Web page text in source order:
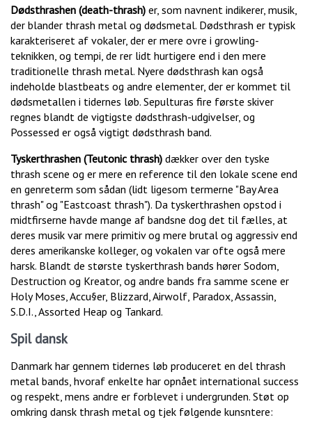
Dødsthrashen (death-thrash) er, som navnent indikerer, musik,
der blander thrash metal og dødsmetal. Dødsthrash er typisk
karakteriseret af vokaler, der er mere ovre i growling-
teknikken, og tempi, de rer lidt hurtigere end i den mere
traditionelle thrash metal. Nyere dødsthrash kan også
indeholde blastbeats og andre elementer, der er kommet til
dødsmetallen i tidernes løb. Sepulturas fire første skiver
regnes blandt de vigtigste dødsthrash-udgivelser, og
Possessed er også vigtigt dødsthrash band.
Tyskerthrashen (Teutonic thrash) dækker over den tyske
thrash scene og er mere en reference til den lokale scene end
en genreterm som sådan (lidt ligesom termerne "Bay Area
thrash" og "Eastcoast thrash"). Da tyskerthrashen opstod i
midtfirserne havde mange af bandsne dog det til fælles, at
deres musik var mere primitiv og mere brutal og aggressiv end
deres amerikanske kolleger, og vokalen var ofte også mere
harsk. Blandt de største tyskerthrash bands hører Sodom,
Destruction og Kreator, og andre bands fra samme scene er
Holy Moses, Accu§er, Blizzard, Airwolf, Paradox, Assassin,
S.D.I., Assorted Heap og Tankard.
Spil dansk
Danmark har gennem tidernes løb produceret en del thrash
metal bands, hvoraf enkelte har opnået international success
og respekt, mens andre er forblevet i undergrunden. Støt op
omkring dansk thrash metal og tjek følgende kunsntere: